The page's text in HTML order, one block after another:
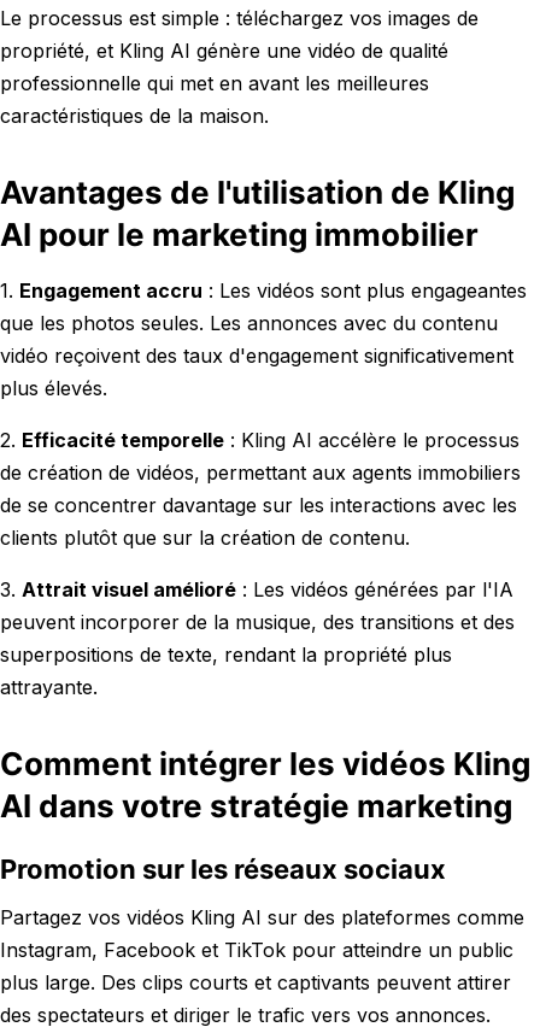
Le processus est simple : téléchargez vos images de
propriété, et Kling AI génère une vidéo de qualité
professionnelle qui met en avant les meilleures
caractéristiques de la maison.
Avantages de l'utilisation de Kling
AI pour le marketing immobilier
1. Engagement accru : Les vidéos sont plus engageantes
que les photos seules. Les annonces avec du contenu
vidéo reçoivent des taux d'engagement significativement
plus élevés.
2. Efficacité temporelle : Kling AI accélère le processus
de création de vidéos, permettant aux agents immobiliers
de se concentrer davantage sur les interactions avec les
clients plutôt que sur la création de contenu.
3. Attrait visuel amélioré : Les vidéos générées par l'IA
peuvent incorporer de la musique, des transitions et des
superpositions de texte, rendant la propriété plus
attrayante.
Comment intégrer les vidéos Kling
AI dans votre stratégie marketing
Promotion sur les réseaux sociaux
Partagez vos vidéos Kling AI sur des plateformes comme
Instagram, Facebook et TikTok pour atteindre un public
plus large. Des clips courts et captivants peuvent attirer
des spectateurs et diriger le trafic vers vos annonces.